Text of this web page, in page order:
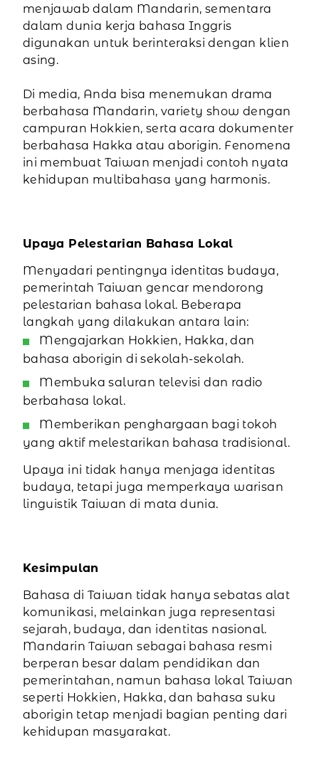
menjawab dalam Mandarin, sementara
dalam dunia kerja bahasa Inggris
digunakan untuk berinteraksi dengan klien
asing.
Di media, Anda bisa menemukan drama
berbahasa Mandarin, variety show dengan
campuran Hokkien, serta acara dokumenter
berbahasa Hakka atau aborigin. Fenomena
ini membuat Taiwan menjadi contoh nyata
kehidupan multibahasa yang harmonis.
Upaya Pelestarian Bahasa Lokal
Menyadari pentingnya identitas budaya,
pemerintah Taiwan gencar mendorong
pelestarian bahasa lokal. Beberapa
langkah yang dilakukan antara lain:
Mengajarkan Hokkien, Hakka, dan
bahasa aborigin di sekolah-sekolah.
Membuka saluran televisi dan radio
berbahasa lokal.
Memberikan penghargaan bagi tokoh
yang aktif melestarikan bahasa tradisional.
Upaya ini tidak hanya menjaga identitas
budaya, tetapi juga memperkaya warisan
linguistik Taiwan di mata dunia.
Kesimpulan
Bahasa di Taiwan tidak hanya sebatas alat
komunikasi, melainkan juga representasi
sejarah, budaya, dan identitas nasional.
Mandarin Taiwan sebagai bahasa resmi
berperan besar dalam pendidikan dan
pemerintahan, namun bahasa lokal Taiwan
seperti Hokkien, Hakka, dan bahasa suku
aborigin tetap menjadi bagian penting dari
kehidupan masyarakat.